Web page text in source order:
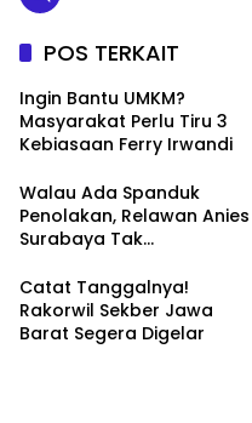
POS TERKAIT
Ingin Bantu UMKM?
Masyarakat Perlu Tiru 3
Kebiasaan Ferry Irwandi
Walau Ada Spanduk
Penolakan, Relawan Anies
Surabaya Tak
Catat Tanggalnya!
Rakorwil Sekber Jawa
Barat Segera Digelar